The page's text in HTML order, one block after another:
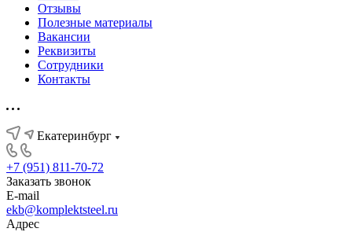
Отзывы
Полезные материалы
Вакансии
Реквизиты
Сотрудники
Контакты
Екатеринбург
+7 (951) 811-70-72
Заказать звонок
E-mail
ekb@komplektsteel.ru
Адрес